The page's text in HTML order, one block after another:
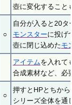
壺に変化すること
○
自分が入ると20
モンスターに投げ
壺に閉じ込めたモ
アイテムを入れて
合成素材など、必
○
押すとHPとちか
シリーズ全体を通